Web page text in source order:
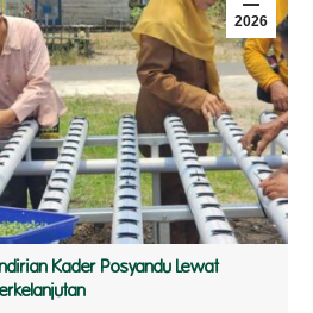
2026
Kader Posyandu Lewat